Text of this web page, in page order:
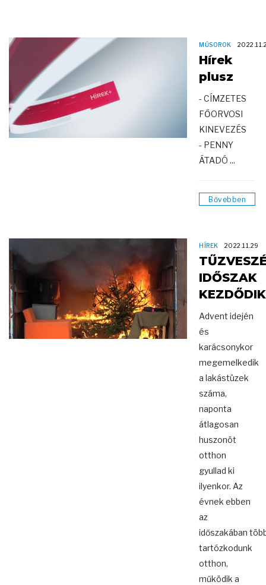
MŰSOROK
Hírek
plusz
- CÍMZETES
FŐORVOSI
KINEVEZÉS
- PENNY
ÁTADÓ ...
Bővebben
HÍREK 2022.11.29
IDŐSZAK
KEZDŐDIK
Advent idején
és
karácsonykor
megemelkedik
a lakástüzek
száma,
naponta
átlagosan
huszonöt
otthon
gyullad ki
ilyenkor. Az
évnek ebben
az
időszakában
tartózkodunk
otthon,
működik a